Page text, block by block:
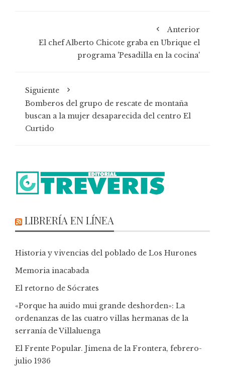
Anterior
El chef Alberto Chicote graba en Ubrique el
programa 'Pesadilla en la cocina'
Siguiente
Bomberos del grupo de rescate de montaña
buscan a la mujer desaparecida del centro El
Curtido
LIBRERÍA EN LÍNEA
Historia y vivencias del poblado de Los Hurones
Memoria inacabada
El retorno de Sócrates
«Porque ha auido mui grande deshorden»: La
ordenanzas de las cuatro villas hermanas de la
serranía de Villaluenga
El Frente Popular. Jimena de la Frontera, febrero-
julio 1936